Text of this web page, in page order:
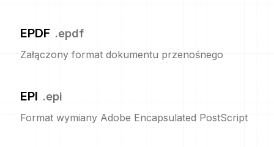
EPDF .epdf
Załączony format dokumentu przenośnego
EPI .epi
Format wymiany Adobe Encapsulated PostScript